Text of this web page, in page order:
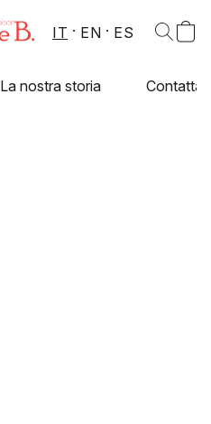
IT EN ES
La nostra storia